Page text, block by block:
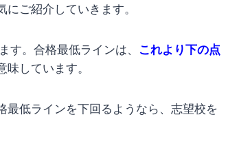
ご紹介していきます。
す。合格最低ラインは、 これより下の点
しています。
最低ラインを下回るようなら、志望校を